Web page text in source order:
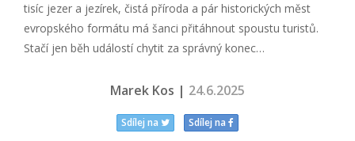
tisíc jezer a jezírek, čistá příroda a pár historických měst
evropského formátu má šanci přitáhnout spoustu turistů.
Stačí jen běh událostí chytit za správný konec…
Marek Kos | 24.6.2025
Sdílej na Sdílej na